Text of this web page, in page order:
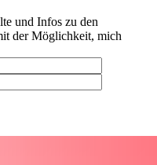
und Infos zu den
der Möglichkeit, mich